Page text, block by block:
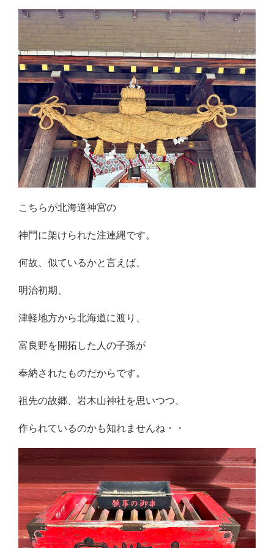
こちらが北海道神宮の
神門に架けられた注連縄です。
何故、似ているかと言えば、
明治初期、
津軽地方から北海道に渡り、
富良野を開拓した人の子孫が
奉納されたものだからです。
祖先の故郷、岩木山神社を思いつつ、
作られているのかも知れませんね・・